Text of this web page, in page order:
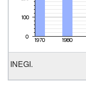
INEGI.